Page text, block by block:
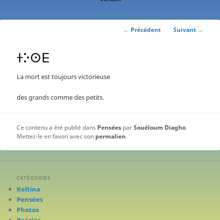
Navigation
← Précédent Suivant →
ⵜⴾⵙⴹ
La mort est toujours victorieuse
des grands comme des petits.
Ce contenu a été publié dans Pensées parSouéloum Diagho.
Mettez-le en favori avec son permalien.
CATÉGORIES
Keltina
Pensées
Photos